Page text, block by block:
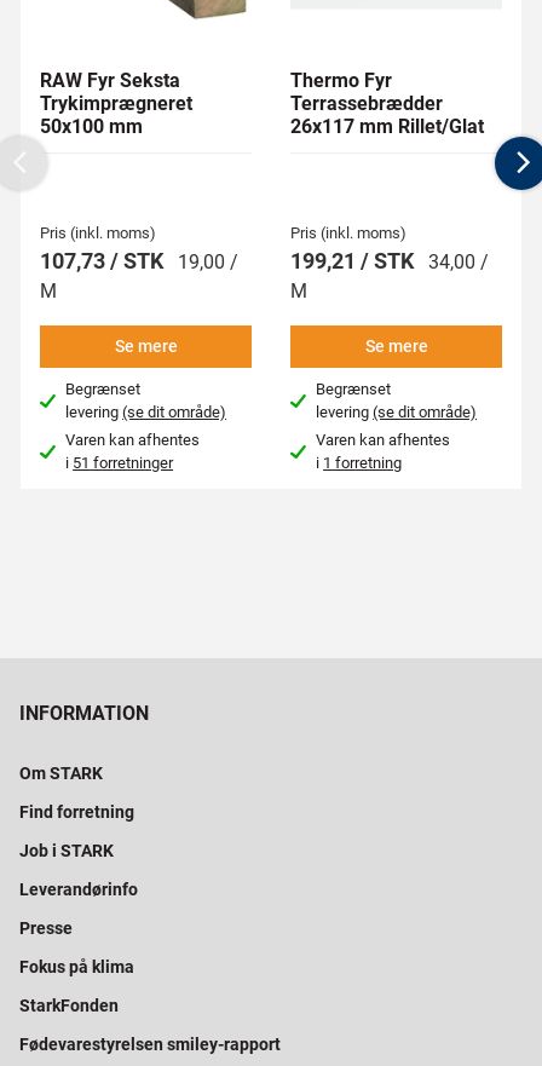
RAW Fyr Seksta
Trykimprægneret
50x100 mm
Pris (inkl. moms)
107,73 / STK
19,00 /
M
Se mere
Begrænset
levering(se dit område)
Varen kan afhentes
i 51 forretninger
Thermo Fyr
Terrassebrædder
26x117 mm Rillet/Glat
Pris (inkl. moms)
199,21 / STK 34,00 /
M
Se mere
Begrænset
levering(se dit område)
Varen kan afhentes
i 1 forretning
Previous
INFORMATION
Om STARK
Find forretning
Job i STARK
Leverandørinfo
Presse
Fokus på klima
StarkFonden
Fødevarestyrelsen smiley-rapport